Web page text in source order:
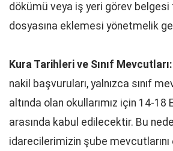
dökümü veya iş yeri görev belgesi
dosyasına eklemesi yönetmelik
Kura Tarihleri ve Sınıf Mevcutları:
nakil başvuruları, yalnızca sınıf
altında olan okullarımız için 14-18
arasında kabul edilecektir. Bu
idarecilerimizin şube mevcutlarını